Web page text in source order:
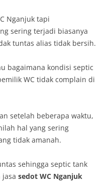
Nganjuk tapi
sering terjadi biasanya
tuntas alias tidak bersih.
bagaimana kondisi septic
WC tidak complain di
setelah beberapa waktu,
hal yang sering
tidak amanah.
sehingga septic tank
jasa sedot WC Nganjuk